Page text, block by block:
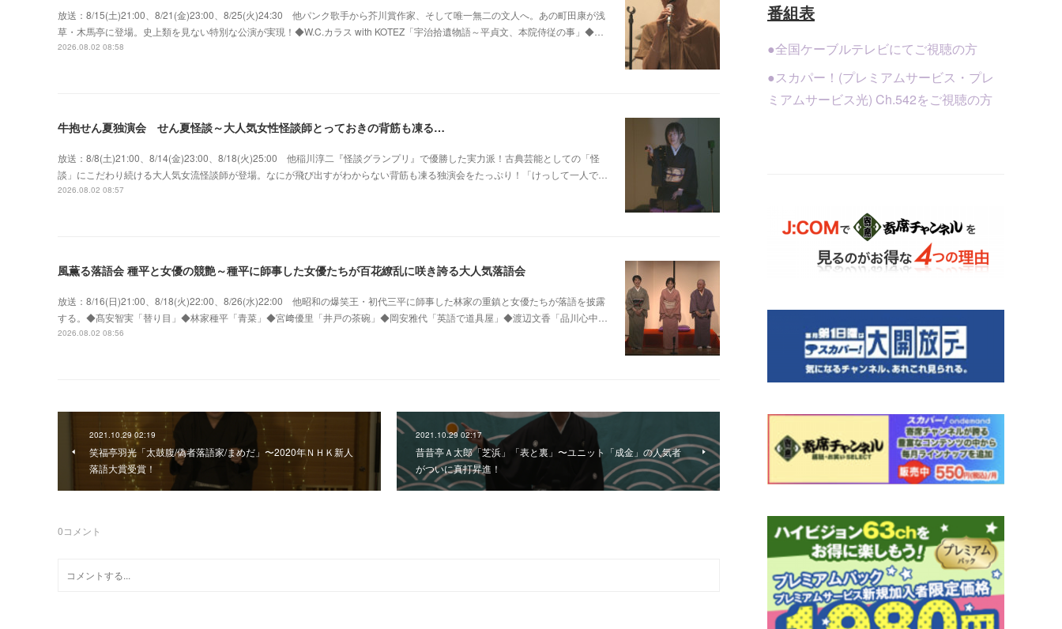
放送：8/15(土)21:00、8/21(金)23:00、8/25(火)24:30 他パンク歌手から芥川賞作家、そして唯一無二の文人へ。あの町田康が浅
草・木馬亭に登場。史上類を見ない特別な公演が実現！◆W.C.カラス with KOTEZ「宇治拾遺物語～平貞文、本院侍従の事」◆…
2026.08.02 08:58
牛抱せん夏独演会 せん夏怪談～大人気女性怪談師とっておきの背筋も凍る…
放送：8/8(土)21:00、8/14(金)23:00、8/18(火)25:00 他稲川淳二『怪談グランプリ』で優勝した実力派！古典芸能としての「怪
談」にこだわり続ける大人気女流怪談師が登場。なにが飛び出すがわからない背筋も凍る独演会をたっぷり！「けっして一人で…
2026.08.02 08:57
風薫る落語会 種平と女優の競艶～種平に師事した女優たちが百花繚乱に咲き誇る大人気落語会
放送：8/16(日)21:00、8/18(火)22:00、8/26(水)22:00 他昭和の爆笑王・初代三平に師事した林家の重鎮と女優たちが落語を披露
する。◆髙安智実「替り目」◆林家種平「青菜」◆宮﨑優里「井戸の茶碗」◆岡安雅代「英語で道具屋」◆渡辺文香「品川心中…
2026.08.02 08:56
2021.10.29 02:19
笑福亭羽光「太鼓腹/偽者落語家/まめだ」〜2020年ＮＨＫ新人
落語大賞受賞！
2021.10.29 02:17
昔昔亭Ａ太郎「芝浜」「表と裏」〜ユニット「成金」の人気者
がついに真打昇進！
0コメント
番組表
●全国ケーブルテレビにてご視聴の方
●スカパー！(プレミアムサービス・プレ
ミアムサービス光) Ch.542をご視聴の方